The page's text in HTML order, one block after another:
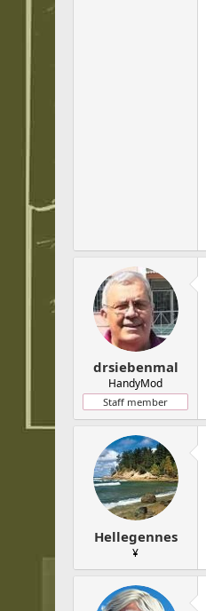
drsiebenmal
HandyMod
Staff member
Hellegennes
¥